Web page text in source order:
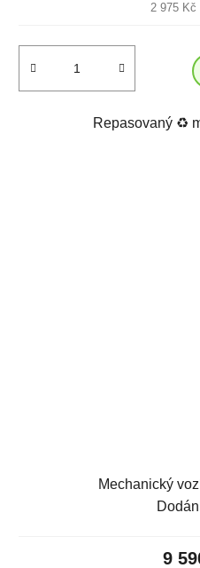
2 975 Kč
Repasovaný ♻️
Mechanický
9